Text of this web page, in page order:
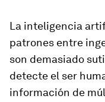
La inteligencia
patrones entre
son demasiado
detecte el ser
información de